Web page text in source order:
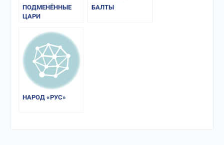
ПОДМЕНЁННЫЕ
ЦАРИ
БАЛТЫ
НАРОД «РУС»